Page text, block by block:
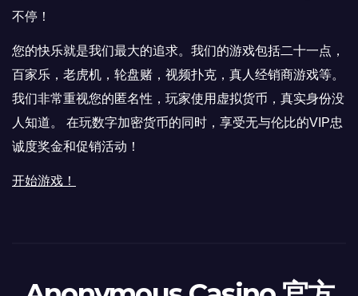
不停！
您的快乐就是我们最大的追求。我们的游戏包括二十一点，
百家乐，老虎机，轮盘赌，视频扑克，真人经销商游戏等。
我们非常重视您的匿名性，玩家使用虚拟货币，真实身份没
人知道。 在玩数字加密货币的同时，享受无与伦比的VIP忠
诚度奖金和促销活动！
开始游戏！